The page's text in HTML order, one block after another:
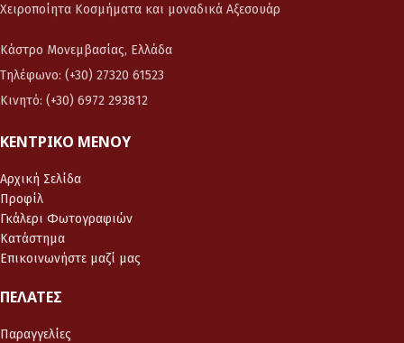
Χειροποίητα Κοσμήματα και μοναδικά Αξεσουάρ
Κάστρο Μονεμβασίας, Ελλάδα
Τηλέφωνο: (+30) 27320 61523
Κινητό: (+30) 6972 293812
ΚΕΝΤΡΙΚΌ ΜΕΝΟΎ
Αρχική Σελίδα
Προφίλ
Γκάλερι Φωτογραφιών
Κατάστημα
Επικοινωνήστε μαζί μας
ΠΕΛΆΤΕΣ
Παραγγελίες